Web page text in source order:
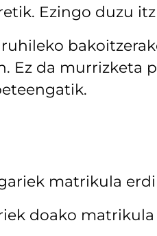
Ezingo duzu
Ez da murrizketa
matrikula erdi
doako matrikula